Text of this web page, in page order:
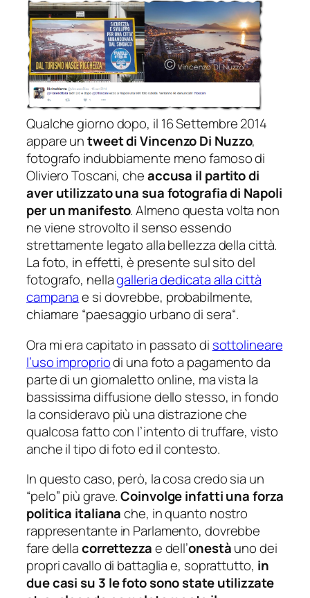
Qualche giorno dopo, il 16 Settembre 2014
appare untweet diVincenzo Di Nuzzo,
fotografo indubbiamente meno famoso di
Oliviero Toscani, cheaccusa il partito di
aver utilizzato una sua fotografia di Napoli
per un manifesto. Almeno questa volta non
ne viene strovolto il senso essendo
strettamente legato alla bellezza della città.
La foto, in effetti, è presente sul sito del
fotografo, nellagalleria dedicata alla città
campanae si dovrebbe, probabilmente,
chiamare “paesaggio urbano di sera“.
Ora mi era capitato in passato di sottolineare
l’uso impropriodi una foto a pagamento da
parte di un giornaletto online, ma vista la
bassissima diffusione dello stesso, in fondo
la consideravo più una distrazione che
qualcosa fatto con l’intento di truffare, visto
anche il tipo di foto ed il contesto.
In questo caso, però, la cosa credo sia un
“pelo” più grave.Coinvolge infatti una forza
politica italianache, in quanto nostro
rappresentante in Parlamento, dovrebbe
fare dellacorrettezzae dell’onestàuno dei
propri cavallo di battaglia e, soprattutto, in
due casi su 3 le foto sono state utilizzate